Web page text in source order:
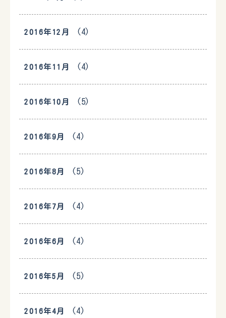
2016年12月 (4)
2016年11月 (4)
2016年10月 (5)
2016年9月 (4)
2016年8月 (5)
2016年7月 (4)
2016年6月 (4)
2016年5月 (5)
2016年4月 (4)